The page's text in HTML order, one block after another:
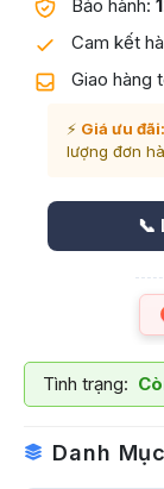
Bảo hành:
Cam kết
Giao hàng
⚡ Giá ưu đãi:
lượng đơn
📞
Tình trạng:
Danh Mục